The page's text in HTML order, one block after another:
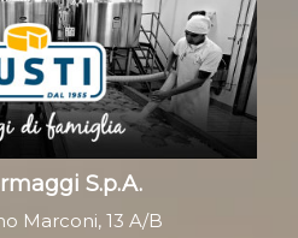
S.p.A.
Marconi, 13 A/B